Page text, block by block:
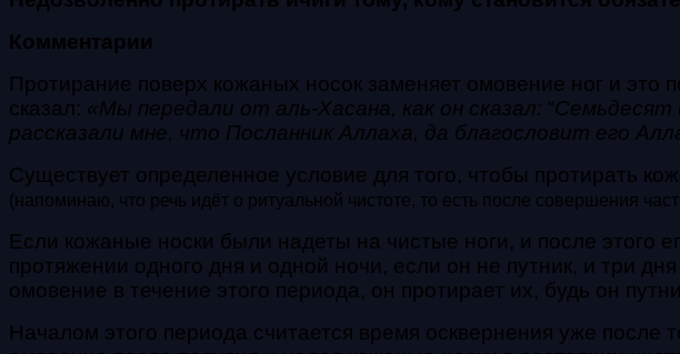
Комментарии
Протирание поверх кожаных носок заменяет омовение ног и
сказал: «Мы передали от аль-Хасана, как он сказал: “Семьдесят
рассказали мне, что Посланник Аллаха, да благословит его
Существует определенное условие для того, чтобы протирать
(напоминаю, что речь идёт о ритуальной чистоте, то есть после совершения
Если кожаные носки были надеты на чистые ноги, и после этого
протяжении одного дня и одной ночи, если он не путник, и три
омовение в течение этого периода, он протирает их, будь он
Началом этого периода считается время осквернения уже